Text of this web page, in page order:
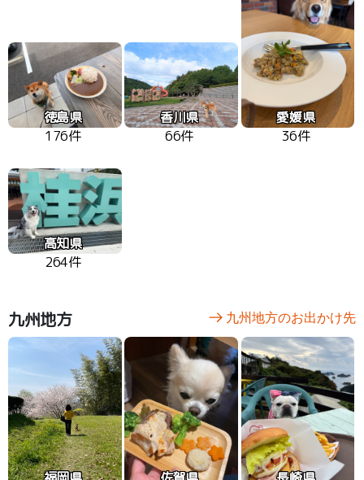
徳島県
176件
香川県
66件
愛媛県
36件
高知県
264件
九州地方 九州地方のお出かけ先